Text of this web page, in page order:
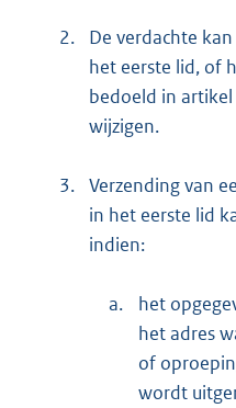
2.
De verdachte
het eerste lid, of
bedoeld in
wijzigen.
3. Verzending van
in het eerste lid
indien:
a.
het
het adres
of
wordt